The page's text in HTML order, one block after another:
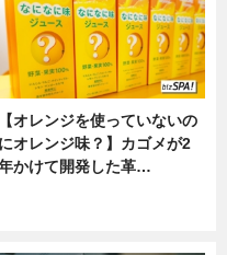
【オレンジを使っていないの
にオレンジ味？】カゴメが2
かけて開発した革…